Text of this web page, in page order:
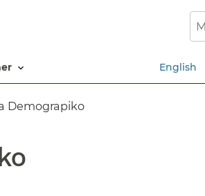
English
Demograpiko​​